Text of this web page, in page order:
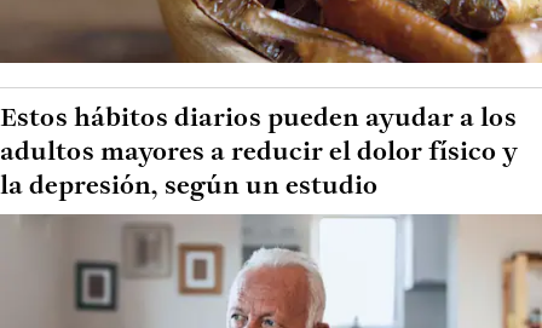
Estos hábitos diarios pueden ayudar a los
adultos mayores a reducir el dolor físico y
la depresión, según un estudio